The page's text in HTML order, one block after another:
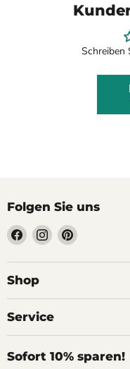
Schreiben
Folgen Sie uns
Finden
Sie
uns
auf
Finden
Sie
uns
Finden
uns
Shop
Service
Sofort 10% sparen!